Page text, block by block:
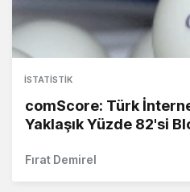
İSTATISTIK
comScore: Türk
Yaklaşık Yüzde 82'si
Fırat Demirel